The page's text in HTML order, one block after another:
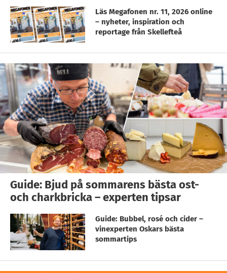
Läs Megafonen nr. 11, 2026 online
– nyheter, inspiration och
reportage från Skellefteå
Guide: Bjud på sommarens bästa ost-
och charkbricka – experten tipsar
Guide: Bubbel, rosé och cider –
vinexperten Oskars bästa
sommartips